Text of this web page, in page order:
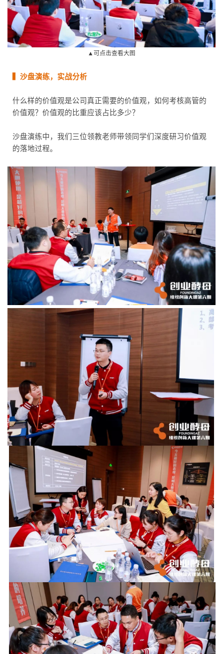
▲可点击查看大图
▍沙盘演练，实战分析
什么样的价值观是公司真正需要的价值观，如何考核高管的
价值观？价值观的比重应该占比多少？
沙盘演练中，我们三位领教老师带领同学们深度研习价值观
的落地过程。